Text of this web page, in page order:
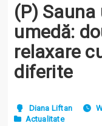
(P)
umedă:
relaxare
diferite
Diana Liftan
Actualitate